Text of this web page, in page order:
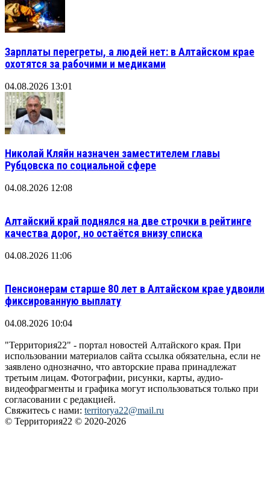
Зарплаты перегреты, а людей нет: в Алтайском крае
охотятся за рабочими и медиками
04.08.2026 13:01
Николай Кляйн назначен заместителем главы
Рубцовска по социальной сфере
04.08.2026 12:08
Алтайский край поднялся на две строчки в рейтинге
качества дорог, но остаётся внизу списка
04.08.2026 11:06
Пенсионерам старше 80 лет в Алтайском крае удвоили
фиксированную выплату
04.08.2026 10:04
"Территория22" - портал новостей Алтайского края. При
использовании материалов сайта ссылка обязательна, если не
заявлено однозначно, что авторские права принадлежат
третьим лицам. Фотографии, рисунки, карты, аудио-
видеофрагменты и графика могут использоваться только при
согласовании с редакцией.
Свяжитесь с нами: territorya22@mail.ru
© Территория22 © 2020-2026